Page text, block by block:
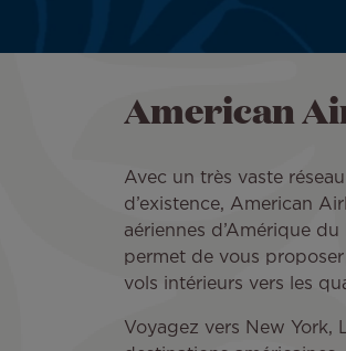
American
Avec un très vaste
d’existence, American
aériennes d’Amérique
permet de vous
vols intérieurs vers les
Voyagez vers New York,